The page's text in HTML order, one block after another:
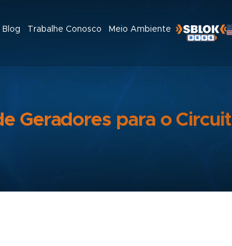
Blog Trabalhe Conosco
Meio Ambiente
Geradores para o